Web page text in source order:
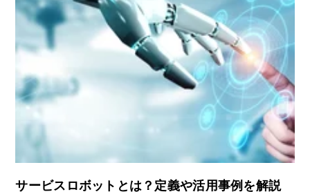
サービスロボットとは？定義や活用事例を解説